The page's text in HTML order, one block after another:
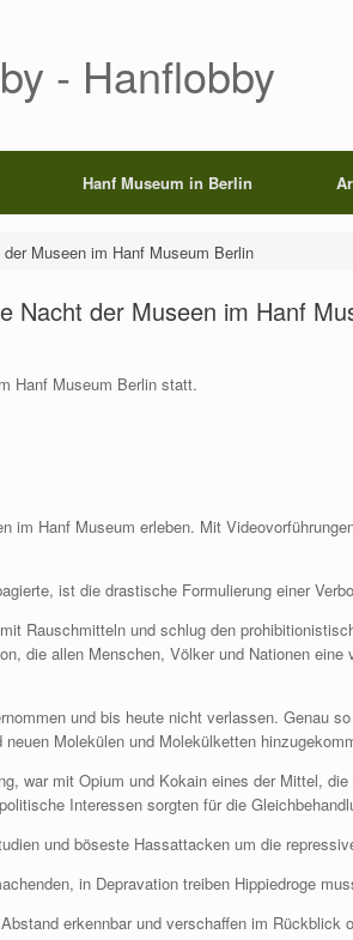
- Hanflobby
Hanf Museum in Berlin
Museen im Hanf Museum Berlin
Nacht der Museen im Hanf
Hanf Museum Berlin statt.
im Hanf Museum erleben. Mit
ist die drastische Formulierung einer
Rauschmitteln und schlug den
die allen Menschen, Völker und Nationen
und bis heute nicht verlassen. Genau
Molekülen und Molekülketten
war mit Opium und Kokain eines der Mittel,
Interessen sorgten für die
und böseste Hassattacken um die
in Depravation treiben Hippiedroge
erkennbar und verschaffen im Rückblick